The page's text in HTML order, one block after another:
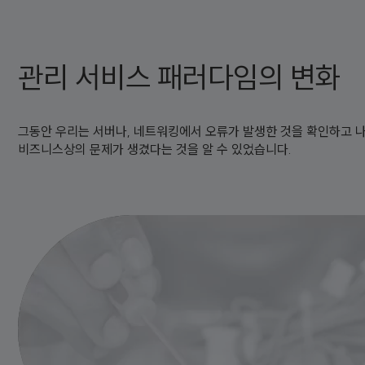
관리 서비스 패러다임의 변화
그동안 우리는 서버나, 네트워킹에서 오류가 발생한 것을 확인하고
비즈니스상의 문제가 생겼다는 것을 알 수 있었습니다.